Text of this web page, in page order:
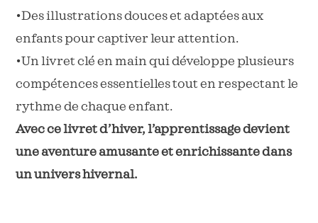
•Des illustrations douces et adaptées aux
enfants pour captiver leur attention.
•Un livret clé en main qui développe plusieurs
compétences essentielles tout en respectant le
rythme de chaque enfant.
Avec ce livret d’hiver, l’apprentissage devient
une aventure amusante et enrichissante dans
un univers hivernal.